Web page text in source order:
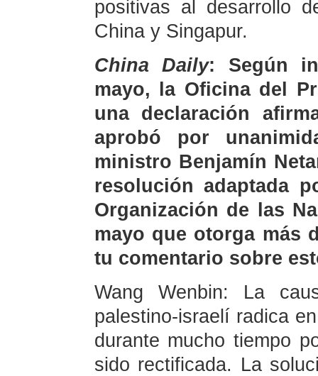
positivas al desarrollo
China y Singapur.
China Daily: Según
mayo, la Oficina del
una declaración
aprobó por
ministro Benjamín
resolución adaptada
Organización de las
mayo que otorga más
tu comentario sobre
Wang Wenbin: La
palestino-israelí radica
durante mucho tiempo
sido rectificada. La